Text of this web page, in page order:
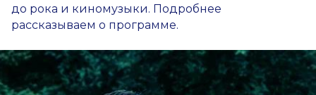
до рока и киномузыки. Подробнее
рассказываем о программе.